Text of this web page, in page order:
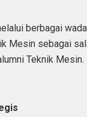
berbagai
Mesin sebagai
Teknik